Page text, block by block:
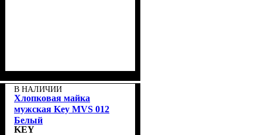
В НАЛИЧИИ
Хлопковая майка
мужская Key MVS 012
Белый
KEY